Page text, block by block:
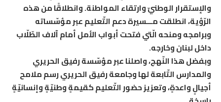
والإستقرار الوطنيّ وارتقاء المواطنة. وانطلاقًا من هذه
الرّؤية، انطلقت مـــسيرة دعم التّعليم عبر مؤسّساته
وبرامجه ومنحه الّتي فتحت أبواب الأمل أمام آلاف الطّلّاب
داخل لبنان وخارجه.
وبفضل هذا النّهج، واصلنا عبر مؤسّسة رفيق الحريري
والمدارس التّابعة لها وجامعة رفيق الحريري رسم ملامح
أجيالٍ واعدةٍ، وتعزيز حضور التّعليم كقيمةٍ وطنيّةٍ وإنسانيّةٍ